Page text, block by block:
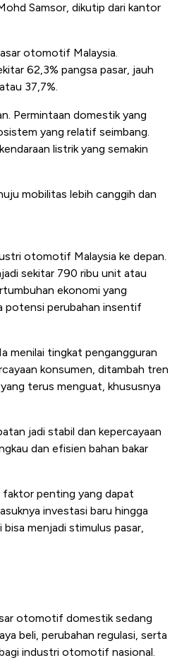
Samsor, dikutip dari kantor
otomotif Malaysia.
62,3% pangsa pasar, jauh
37,7%.
Permintaan domestik yang
yang relatif seimbang.
listrik yang semakin
mobilitas lebih canggih dan
otomotif Malaysia ke depan.
sekitar 790 ribu unit atau
ekonomi yang
potensi perubahan insentif
menilai tingkat pengangguran
konsumen, ditambah tren
terus menguat, khususnya
jadi stabil dan kepercayaan
dan efisien bahan bakar
faktor penting yang dapat
investasi baru hingga
menjadi stimulus pasar,
otomotif domestik sedang
beli, perubahan regulasi, serta
industri otomotif nasional.
Pembunuh Boeing-Airbus?